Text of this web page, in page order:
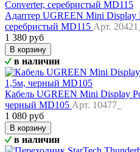
Адаптер UGREEN Mini Display
серебристый MD115 Арт. 20421_
1 380 руб
В корзину
в наличии
Кабель UGREEN Mini Display
черный MD105 Арт. 10477_
1 080 руб
В корзину
в наличии